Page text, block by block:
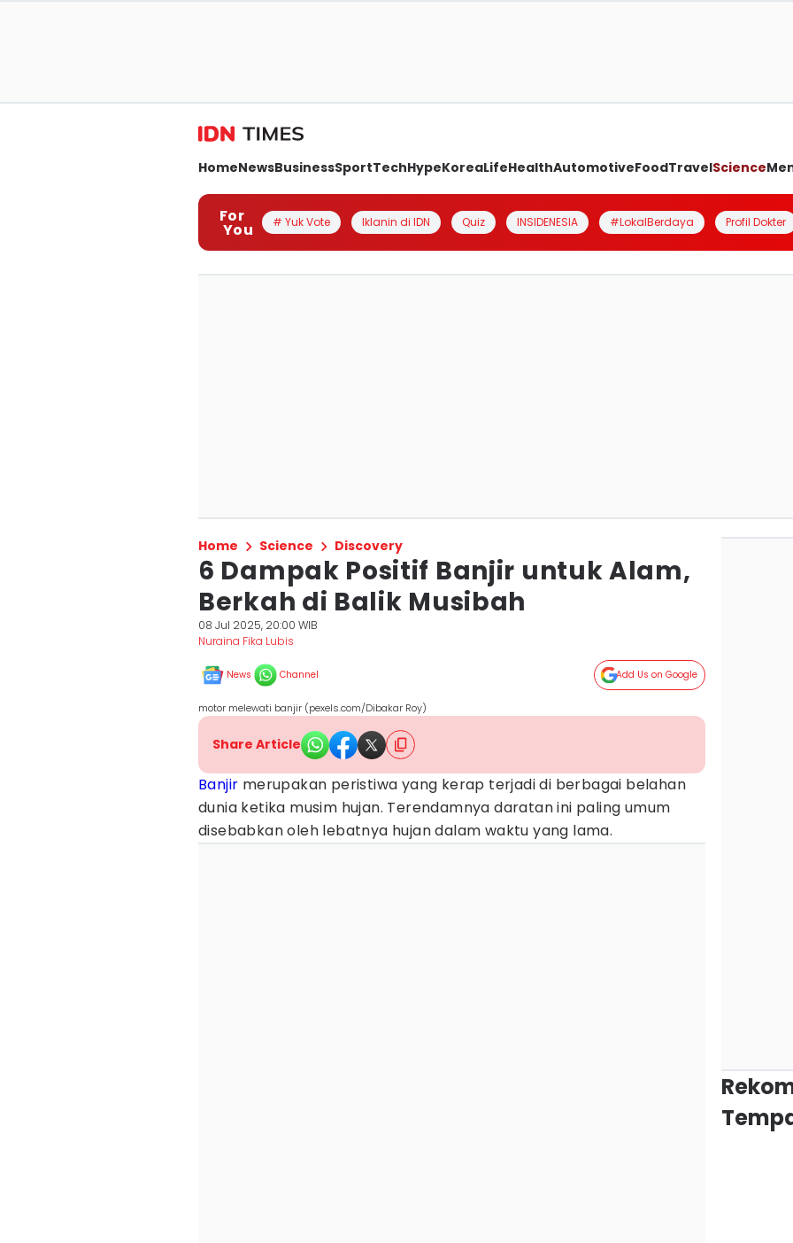
HomeNewsBusinessSportTechHypeKoreaLifeHealthAutomotiveFoodTravelScience
For
You # Yuk Vote Iklanin di IDN Quiz INSIDENESIA #LokalBerdaya Profil Dokter
Home Science Discovery
6 Dampak Positif Banjir untuk Alam,
Berkah di Balik Musibah
08 Jul 2025, 20:00 WIB
Nuraina Fika Lubis
News Channel Add Us on Google
motor melewati banjir (pexels.com/Dibakar Roy)
Share Article
Banjir merupakan peristiwa yang kerap terjadi di berbagai belahan
dunia ketika musim hujan. Terendamnya daratan ini paling umum
disebabkan oleh lebatnya hujan dalam waktu yang lama.